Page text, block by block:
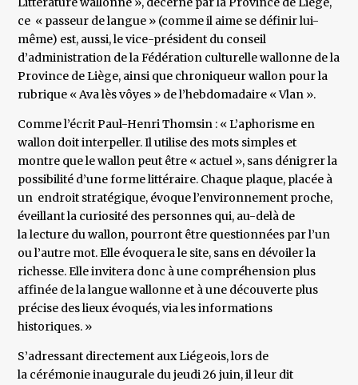
ce « passeur de langue » (comme il aime se définir lui-
même) est, aussi, le vice-président du conseil
d’administration de la Fédération culturelle wallonne de la
Province de Liège, ainsi que chroniqueur wallon pour la
rubrique « Ava lès vôyes » de l’hebdomadaire « Vlan ».
Comme l’écrit Paul-­Henri Thomsin : « L’aphorisme en
wallon doit interpeller. Il utilise des mots simples et
montre que le wallon peut être « actuel », sans dénigrer la
possibilité d’une forme littéraire. Chaque plaque, placée à
un endroit stratégique, évoque l’environnement proche,
éveillant la curiosité des personnes qui, au-delà de
la lecture du wallon, pourront être questionnées par l’un
ou l’autre mot. Elle évoquera le site, sans en dévoiler la
richesse. Elle invitera donc à une compréhension plus
affinée de la langue wallonne et à une découverte plus
précise des lieux évoqués, via les informations
historiques. »
S’adressant directement aux Liégeois, lors de
la cérémonie inaugurale du jeudi 26 juin, il leur dit